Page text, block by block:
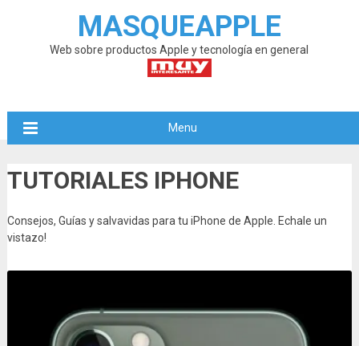
MASQUEAPPLE
Web sobre productos Apple y tecnología en general
Menu
TUTORIALES IPHONE
Consejos, Guías y salvavidas para tu iPhone de Apple. Echale un
vistazo!